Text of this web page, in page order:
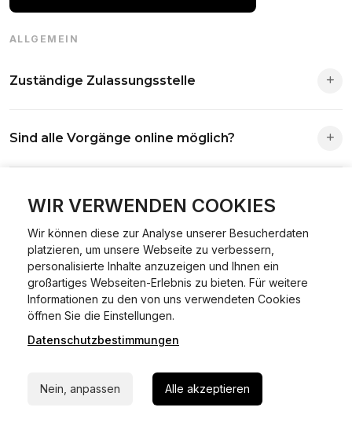
WIR VERWENDEN COOKIES
Wir können diese zur Analyse unserer Besucherdaten
platzieren, um unsere Webseite zu verbessern,
personalisierte Inhalte anzuzeigen und Ihnen ein
großartiges Webseiten-Erlebnis zu bieten. Für weitere
Informationen zu den von uns verwendeten Cookies
öffnen Sie die Einstellungen.
Datenschutzbestimmungen
Nein, anpassen Alle akzeptieren
ALLGEMEIN
Zuständige Zulassungsstelle
Antrag wird automatisch an die richtige Stelle weitergeleitet.
Sind alle Vorgänge online möglich?
Abmeldungen für Fahrzeuge mit Erstzulassung vor dem
Was ist Online Kfz-Zulassung?
Ein Internetverfahren, mit dem du Fahrzeuge anmelden,
ummelden oder abmelden kannst – inklusive Dateneingabe,
Dokumentprüfung und Bezahlung.
Welche Vorteile gibt es?
Zeitersparnis, flexible Durchführung, kein Besuch der
Behörde notwendig.
Welche Unterlagen werden benötigt?
Fahrzeugbrief, Fahrzeugschein, Ausweis oder Reisepass,
Versicherungsnachweis, falls erforderlich TÜV-Bericht.
Die Prozesse laufen über gesicherte Verbindungen mit